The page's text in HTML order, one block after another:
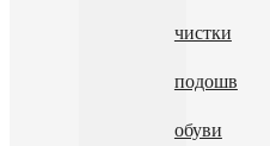
чистки
подошв
обуви